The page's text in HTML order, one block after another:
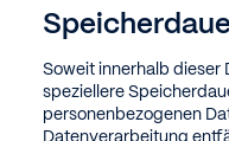
Soweit innerhalb dieser
speziellere
personenbezogenen
Datenverarbeitung